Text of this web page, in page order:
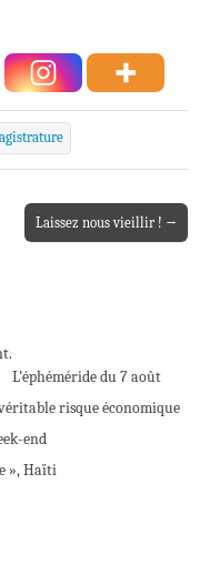
Laissez nous vieillir ! →
L’éphéméride du 7 août
risque économique
end
», Haïti